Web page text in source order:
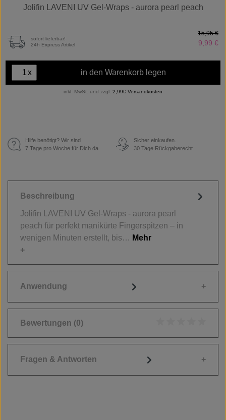
Jolifin LAVENI UV Gel-Wraps - aurora pearl peach
sofort lieferbar!
24h Express Artikel
9,99 €
15,95 €
x in den Warenkorb legen
inkl. MwSt. und zzgl. 2,99€ Versandkosten
Hilfe benötigt? Wir sind
7 Tage pro Woche für Dich da.
€
Sicher einkaufen.
30 Tage Rückgaberecht
Beschreibung
Jolifin LAVENI UV Gel-Wraps - aurora pearl
peach für perfekt manikürte Fingerspitzen – in
wenigen Minuten erstellt, bis… Mehr
Anwendung
Bewertungen (0)
Fragen & Antworten